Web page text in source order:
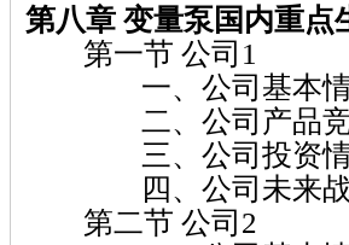
第八章 变量泵国内重点
第一节 公司1
一、公司基本情
二、公司产品竞
三、公司投资情
四、公司未来战
第二节 公司2